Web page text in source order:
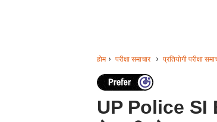
होम परीक्षा समाचार प्रतियोगी परीक्षा
UP Police SI